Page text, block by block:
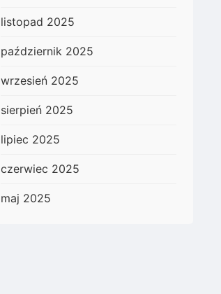
listopad 2025
październik 2025
wrzesień 2025
sierpień 2025
lipiec 2025
czerwiec 2025
maj 2025